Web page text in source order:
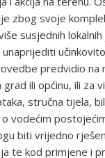
zbog svoje
susjednih lokalnih
predvidio na
ili općinu, ili za
stručna tijela,
vodećim
biti vrijedno
te kod primjene i